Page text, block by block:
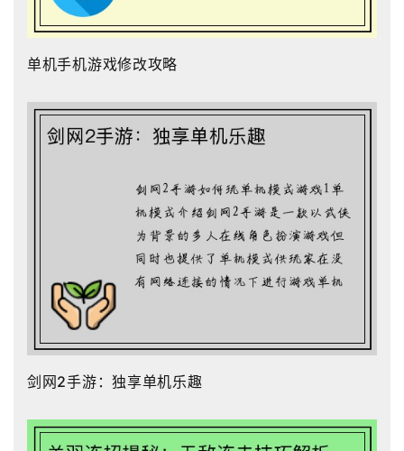
单机手机游戏修改攻略
剑网2手游：独享单机乐趣